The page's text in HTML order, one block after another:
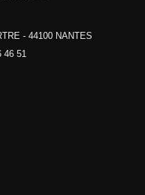
- 44100 NANTES
46 51